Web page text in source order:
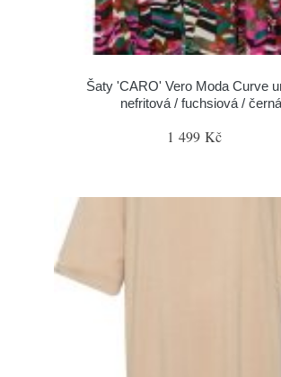
Šaty 'CARO' Vero Moda Curve
nefritová / fuchsiová / černá
1 499 Kč